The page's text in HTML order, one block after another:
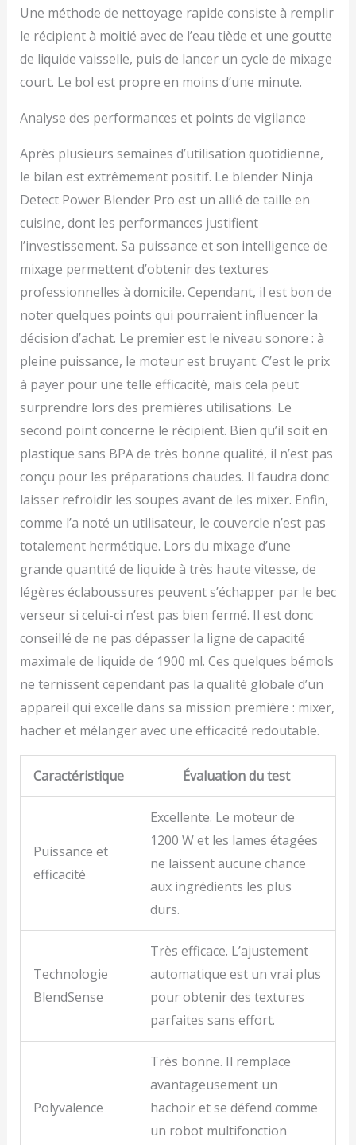
Une méthode de nettoyage rapide consiste à remplir
le récipient à moitié avec de l’eau tiède et une goutte
de liquide vaisselle, puis de lancer un cycle de mixage
court. Le bol est propre en moins d’une minute.
Analyse des performances et points de vigilance
Après plusieurs semaines d’utilisation quotidienne,
le bilan est extrêmement positif. Le blender Ninja
Detect Power Blender Pro est un allié de taille en
cuisine, dont les performances justifient
l’investissement. Sa puissance et son intelligence de
mixage permettent d’obtenir des textures
professionnelles à domicile. Cependant, il est bon de
noter quelques points qui pourraient influencer la
décision d’achat. Le premier est le niveau sonore : à
pleine puissance, le moteur est bruyant. C’est le prix
à payer pour une telle efficacité, mais cela peut
surprendre lors des premières utilisations. Le
second point concerne le récipient. Bien qu’il soit en
plastique sans BPA de très bonne qualité, il n’est pas
conçu pour les préparations chaudes. Il faudra donc
laisser refroidir les soupes avant de les mixer. Enfin,
comme l’a noté un utilisateur, le couvercle n’est pas
totalement hermétique. Lors du mixage d’une
grande quantité de liquide à très haute vitesse, de
légères éclaboussures peuvent s’échapper par le bec
verseur si celui-ci n’est pas bien fermé. Il est donc
conseillé de ne pas dépasser la ligne de capacité
maximale de liquide de 1900 ml. Ces quelques bémols
ne ternissent cependant pas la qualité globale d’un
appareil qui excelle dans sa mission première : mixer,
hacher et mélanger avec une efficacité redoutable.
Caractéristique Évaluation du test
Puissance et
efficacité
Excellente. Le moteur de
1200 W et les lames étagées
ne laissent aucune chance
aux ingrédients les plus
durs.
Technologie
BlendSense
Très efficace. L’ajustement
automatique est un vrai plus
pour obtenir des textures
parfaites sans effort.
Polyvalence
Très bonne. Il remplace
avantageusement un
hachoir et se défend comme
un robot multifonction